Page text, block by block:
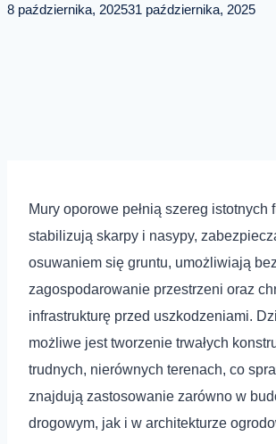
8 października, 202531 października, 2025
Mury oporowe pełnią szereg istotnych
stabilizują skarpy i nasypy,
osuwaniem się gruntu, umożliwiają
zagospodarowanie przestrzeni oraz
infrastrukturę przed uszkodzeniami.
możliwe jest tworzenie trwałych
trudnych, nierównych terenach, co
znajdują zastosowanie zarówno w
drogowym, jak i w architekturze